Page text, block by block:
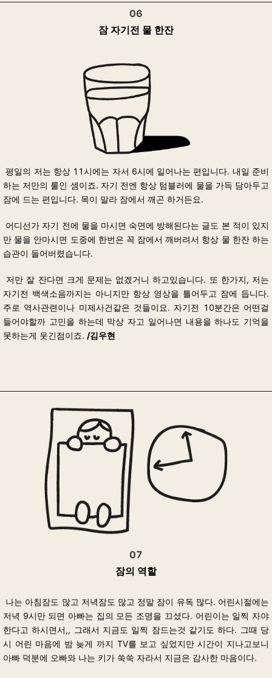
06
잠 자기전 물 한잔
평일의 저는 항상 11시에는 자서 6시에 일어나는 편입니다. 내일 준비
하는 저만의 룰인 셈이죠. 자기 전엔 항상 텀블러에 물을 가득 담아두고
잠에 드는 편입니다. 목이 말라 잠에서 깨곤 하거든요.
어디선가 자기 전에 물을 마시면 숙면에 방해된다는 글도 본 적이 있지
만 물을 안마시면 도중에 한번은 꼭 잠에서 깨버려서 항상 물 한잔 하는
습관이 들어버렸습니다.
저만 잘 잔다면 크게 문제는 없겠거니 하고있습니다. 또 한가지, 저는
자기전 백색소음까지는 아니지만 항상 영상을 틀어두고 잠에 듭니다.
주로 역사관련이나 미제사건같은 것들이요. 자기전 10분간은 어떤걸
들어야할까 고민을 하는데 막상 자고 일어나면 내용을 하나도 기억을
못하는게 웃긴점이죠. /김우현
07
잠의 역할
나는 아침잠도 많고 저녁잠도 많고 정말 잠이 유독 많다. 어린시절에는
저녁 9시만 되면 아빠는 집의 모든 조명을 끄셨다. 어린이는 일찍 자야
한다고 하시면서,, 그래서 지금도 일찍 잠드는것 같기도 하다. 그때 당
시 어린 마음에 밤 늦게 까지 TV를 보고 싶었지만 시간이 지나고보니
아빠 덕분에 오빠와 나는 키가 쑥쑥 자라서 지금은 감사한 마음이다.